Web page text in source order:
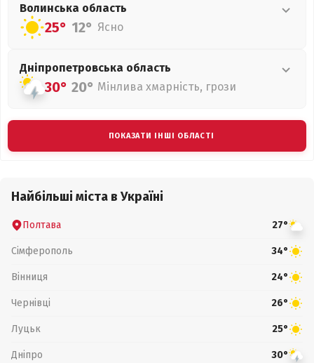
Волинська область
25° 12° Ясно
Дніпропетровська область
30° 20° Мінлива хмарність, грози
ПОКАЗАТИ ІНШІ ОБЛАСТІ
Найбільші міста в Україні
Полтава 27°
Сімферополь 34°
Вінниця 24°
Чернівці 26°
Луцьк 25°
Дніпро 30°